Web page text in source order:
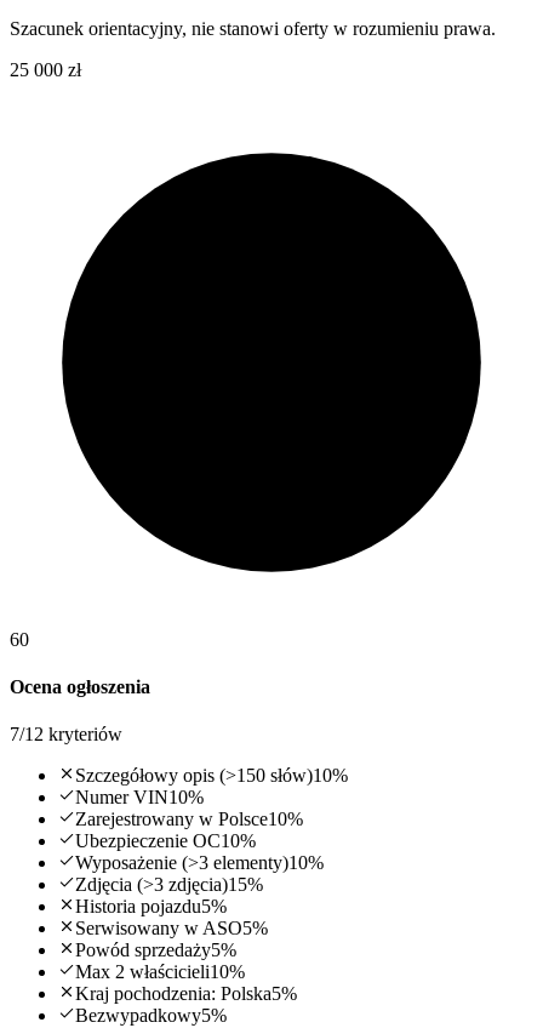
Szacunek orientacyjny, nie stanowi oferty w rozumieniu prawa.
25 000 zł
60
Ocena ogłoszenia
7/12 kryteriów
Szczegółowy opis (>150 słów)10%
Numer VIN10%
Zarejestrowany w Polsce10%
Ubezpieczenie OC10%
Wyposażenie (>3 elementy)10%
Zdjęcia (>3 zdjęcia)15%
Historia pojazdu5%
Serwisowany w ASO5%
Powód sprzedaży5%
Max 2 właścicieli10%
Kraj pochodzenia: Polska5%
Bezwypadkowy5%